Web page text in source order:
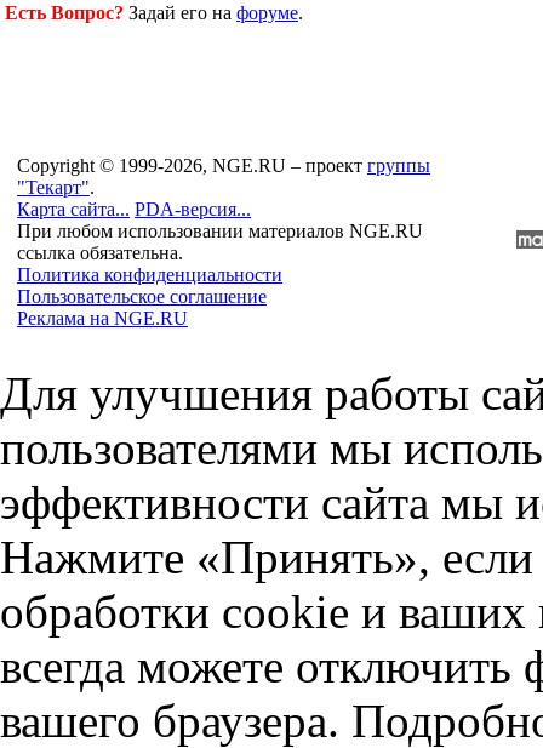
Есть Вопрос? Задай его на форуме.
Copyright © 1999-2026, NGE.RU – проект группы
"Текарт".
Карта сайта... PDA-версия...
При любом использовании материалов NGE.RU
ссылка обязательна.
Политика конфиденциальности
Пользовательское соглашение
Реклама на NGE.RU
Для улучшения работы
пользователями мы
эффективности сайта мы
Нажмите «Принять», если
обработки cookie и
всегда можете отключить
вашего браузера.